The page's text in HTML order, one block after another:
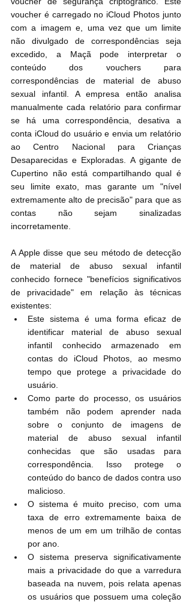
voucher é carregado no iCloud Photos junto
com a imagem e, uma vez que um limite
não divulgado de correspondências seja
excedido, a Maçã pode interpretar o
conteúdo dos vouchers para
correspondências de material de abuso
sexual infantil. A empresa então analisa
manualmente cada relatório para confirmar
se há uma correspondência, desativa a
conta iCloud do usuário e envia um relatório
ao Centro Nacional para Crianças
Desaparecidas e Exploradas. A gigante de
Cupertino não está compartilhando qual é
seu limite exato, mas garante um "nível
extremamente alto de precisão" para que as
contas não sejam sinalizadas
incorretamente.
A Apple disse que seu método de detecção
de material de abuso sexual infantil
conhecido fornece "benefícios significativos
de privacidade" em relação às técnicas
existentes:
Este sistema é uma forma eficaz de
identificar material de abuso sexual
infantil conhecido armazenado em
contas do iCloud Photos, ao mesmo
tempo que protege a privacidade do
usuário.
Como parte do processo, os usuários
também não podem aprender nada
sobre o conjunto de imagens de
material de abuso sexual infantil
conhecidas que são usadas para
correspondência. Isso protege o
conteúdo do banco de dados contra uso
malicioso.
O sistema é muito preciso, com uma
taxa de erro extremamente baixa de
menos de um em um trilhão de contas
por ano.
O sistema preserva significativamente
mais a privacidade do que a varredura
baseada na nuvem, pois relata apenas
os usuários que possuem uma coleção